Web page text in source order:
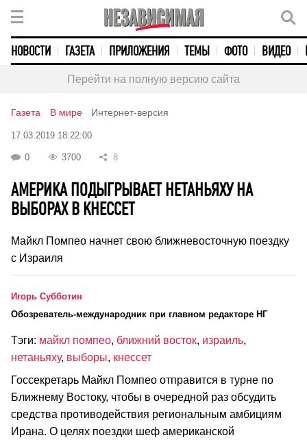
НОВОСТИ ГАЗЕТА ПРИЛОЖЕНИЯ ТЕМЫ ФОТО ВИДЕО
Перейти на полную версию сайта
Газета В мире Интернет-версия
17.03.2019 18:22:00
0 3700 8
АМЕРИКА ПОДЫГРЫВАЕТ НЕТАНЬЯХУ НА
ВЫБОРАХ В КНЕССЕТ
Майкл Помпео начнет свою ближневосточную поездку
с Израиля
Игорь Субботин
Обозреватель-международник при главном редакторе НГ
Тэги: майкл помпео, ближний восток, израиль,
нетаньяху, выборы, кнессет
Госсекретарь Майкл Помпео отправится в турне по
Ближнему Востоку, чтобы в очередной раз обсудить
средства противодействия региональным амбициям
Ирана. О целях поездки шеф американской